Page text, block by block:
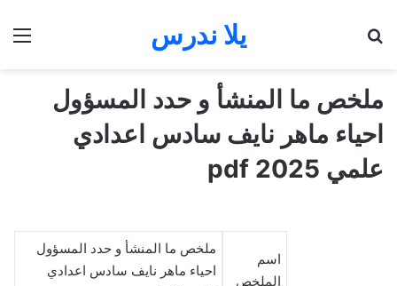
يلا ندرس
ملخص ما المنشأ و حدد المسؤول
احياء ماهر نايف سادس اعدادي
علمي 2025 pdf
اسم
الملخص
ملخص ما المنشأ و حدد المسؤول
احياء ماهر نايف سادس اعدادي